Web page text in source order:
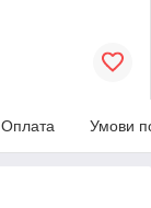
Оплата Умови